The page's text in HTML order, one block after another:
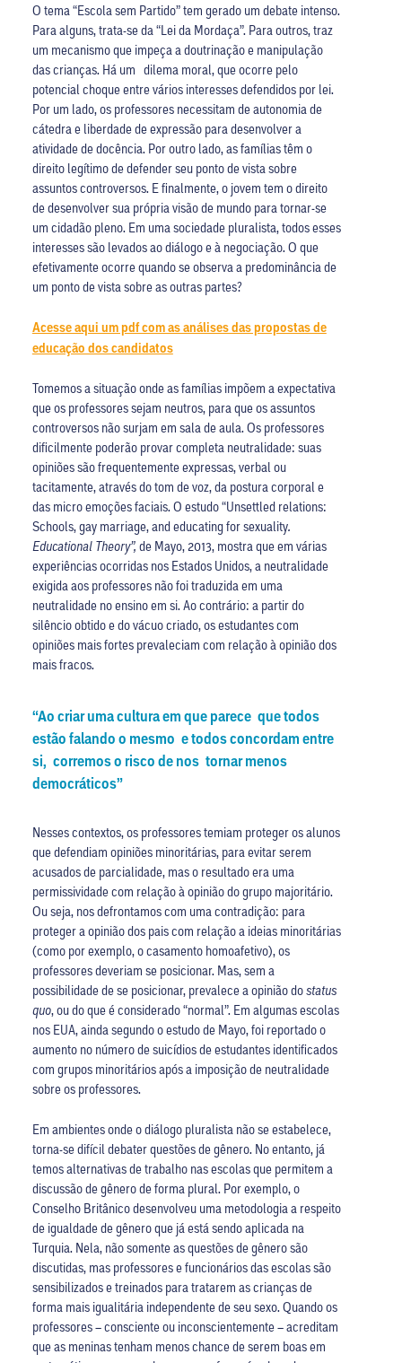
O tema “Escola sem Partido” tem gerado um debate intenso.
Para alguns, trata-se da “Lei da Mordaça”. Para outros, traz
um mecanismo que impeça a doutrinação e manipulação
das crianças. Há um dilema moral, que ocorre pelo
potencial choque entre vários interesses defendidos por lei.
Por um lado, os professores necessitam de autonomia de
cátedra e liberdade de expressão para desenvolver a
atividade de docência. Por outro lado, as famílias têm o
direito legítimo de defender seu ponto de vista sobre
assuntos controversos. E finalmente, o jovem tem o direito
de desenvolver sua própria visão de mundo para tornar-se
um cidadão pleno. Em uma sociedade pluralista, todos esses
interesses são levados ao diálogo e à negociação. O que
efetivamente ocorre quando se observa a predominância de
um ponto de vista sobre as outras partes?
Acesse aqui um pdf com as análises das propostas de
educação dos candidatos
Tomemos a situação onde as famílias impõem a expectativa
que os professores sejam neutros, para que os assuntos
controversos não surjam em sala de aula. Os professores
dificilmente poderão provar completa neutralidade: suas
opiniões são frequentemente expressas, verbal ou
tacitamente, através do tom de voz, da postura corporal e
das micro emoções faciais. O estudo “Unsettled relations:
Schools, gay marriage, and educating for sexuality.
Educational Theory”, de Mayo, 2013, mostra que em várias
experiências ocorridas nos Estados Unidos, a neutralidade
exigida aos professores não foi traduzida em uma
neutralidade no ensino em si. Ao contrário: a partir do
silêncio obtido e do vácuo criado, os estudantes com
opiniões mais fortes prevaleciam com relação à opinião dos
mais fracos.
“Ao criar uma cultura em que parece que todos
estão falando o mesmo e todos concordam entre
si, corremos o risco de nos tornar menos
democráticos”
Nesses contextos, os professores temiam proteger os alunos
que defendiam opiniões minoritárias, para evitar serem
acusados de parcialidade, mas o resultado era uma
permissividade com relação à opinião do grupo majoritário.
Ou seja, nos defrontamos com uma contradição: para
proteger a opinião dos pais com relação a ideias minoritárias
(como por exemplo, o casamento homoafetivo), os
professores deveriam se posicionar. Mas, sem a
possibilidade de se posicionar, prevalece a opinião dostatus
quo, ou do que é considerado “normal”. Em algumas escolas
nos EUA, ainda segundo o estudo de Mayo, foi reportado o
aumento no número de suicídios de estudantes identificados
com grupos minoritários após a imposição de neutralidade
sobre os professores.
Em ambientes onde o diálogo pluralista não se estabelece,
torna-se difícil debater questões de gênero. No entanto, já
temos alternativas de trabalho nas escolas que permitem a
discussão de gênero de forma plural. Por exemplo, o
Conselho Britânico desenvolveu uma metodologia a respeito
de igualdade de gênero que já está sendo aplicada na
Turquia. Nela, não somente as questões de gênero são
discutidas, mas professores e funcionários das escolas são
sensibilizados e treinados para tratarem as crianças de
forma mais igualitária independente de seu sexo. Quando os
professores – consciente ou inconscientemente – acreditam
que as meninas tenham menos chance de serem boas em